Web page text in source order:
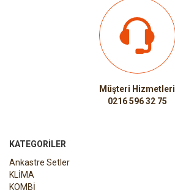
Müşteri Hizmetleri
0216 596 32 75
KATEGORILER
Ankastre Setler
KLİMA
KOMBİ